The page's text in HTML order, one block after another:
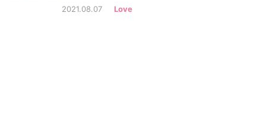
2021.08.07 Love